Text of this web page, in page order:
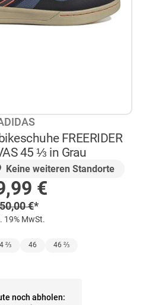
FREERIDER
45 ⅓ in Grau
Keine weiteren Standorte
€
Regulärer Preis
€*
19% MwSt.
⅔ 46
46 ⅔
noch abholen: